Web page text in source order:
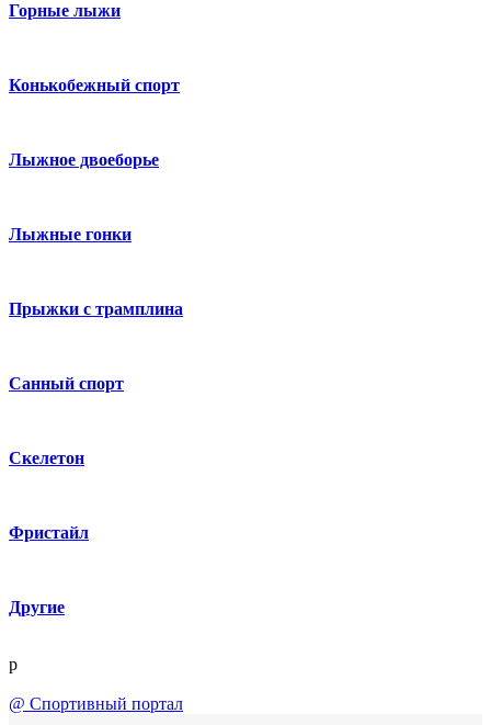
Горные лыжи
Конькобежный спорт
Лыжное двоеборье
Лыжные гонки
Прыжки с трамплина
Санный спорт
Скелетон
Фристайл
Другие
p
@ Спортивный портал